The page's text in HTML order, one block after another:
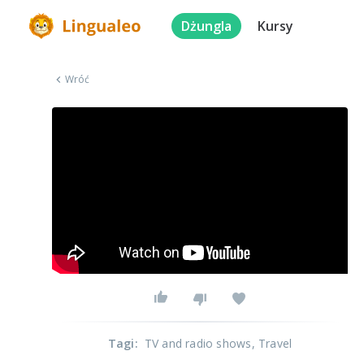
Dżungla Kursy
Wróć
Tagi: TV and radio shows, Travel